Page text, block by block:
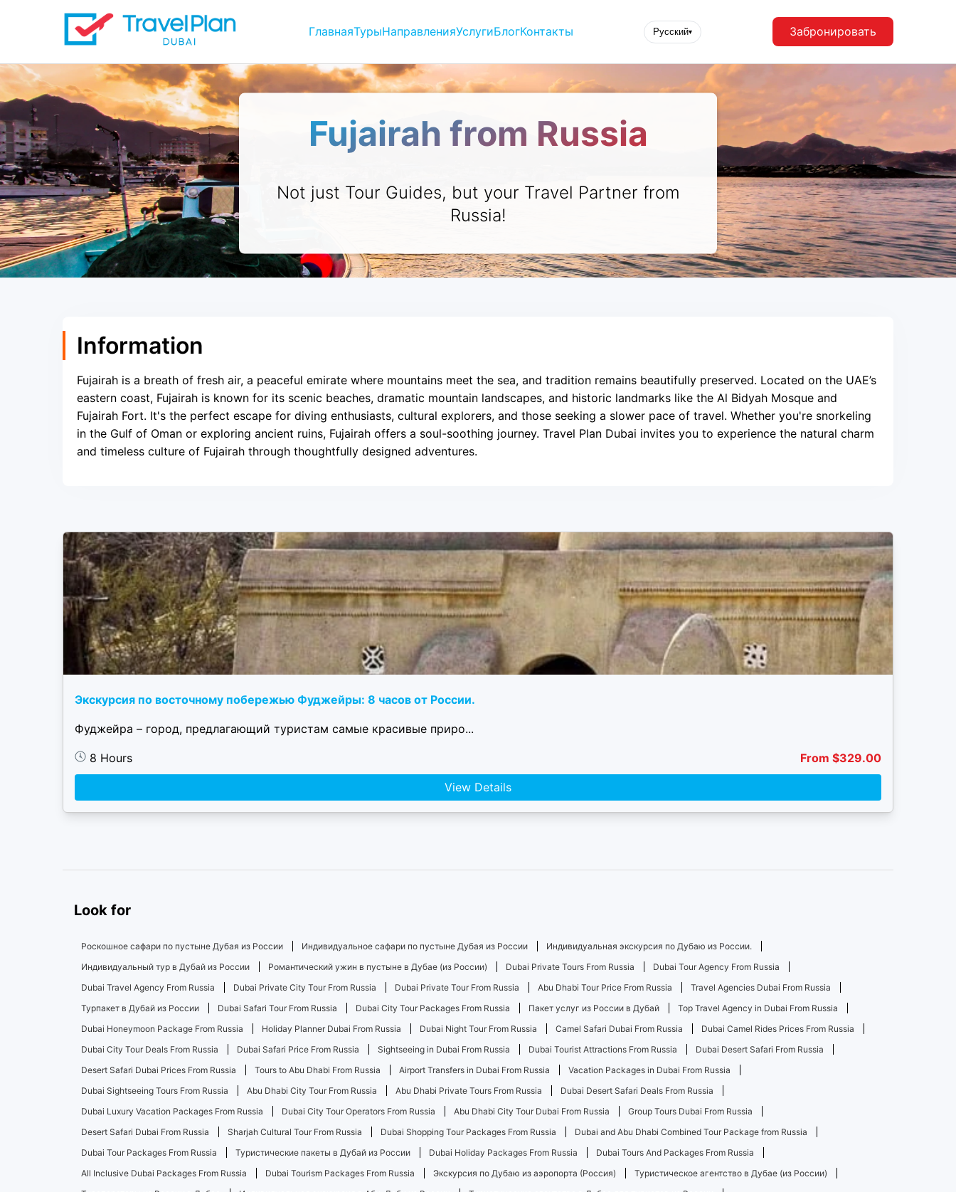
ГлавнаяТурыНаправленияУслугиБлогКонтакты Русский▾ Забронировать
Fujairah from Russia
Not just Tour Guides, but your Travel Partner from
Russia!
Information
Fujairah is a breath of fresh air, a peaceful emirate where mountains meet the sea, and tradition remains beautifully preserved. Located on the UAE’s
eastern coast, Fujairah is known for its scenic beaches, dramatic mountain landscapes, and historic landmarks like the Al Bidyah Mosque and
Fujairah Fort. It's the perfect escape for diving enthusiasts, cultural explorers, and those seeking a slower pace of travel. Whether you're snorkeling
in the Gulf of Oman or exploring ancient ruins, Fujairah offers a soul-soothing journey. Travel Plan Dubai invites you to experience the natural charm
and timeless culture of Fujairah through thoughtfully designed adventures.
Экскурсия по восточному побережью Фуджейры: 8 часов от России.
Фуджейра – город, предлагающий туристам самые красивые приро...
8 Hours From $329.00
View Details
Look for
Роскошное сафари по пустыне Дубая из России Индивидуальное сафари по пустыне Дубая из России
Индивидуальная экскурсия по Дубаю из России.
Индивидуальный тур в Дубай из России
Романтический ужин в пустыне в Дубае (из России) Dubai Private Tours From Russia
Dubai Tour Agency From Russia
Dubai Travel Agency From Russia
Dubai Private City Tour From Russia Dubai Private Tour From Russia Abu Dhabi Tour Price From Russia
Travel Agencies Dubai From Russia
Турпакет в Дубай из России
Dubai Safari Tour From Russia Dubai City Tour Packages From Russia Пакет услуг из России в Дубай
Top Travel Agency in Dubai From Russia
Dubai Honeymoon Package From Russia
Holiday Planner Dubai From Russia Dubai Night Tour From Russia Camel Safari Dubai From Russia
Dubai Camel Rides Prices From Russia
Dubai City Tour Deals From Russia
Dubai Safari Price From Russia Sightseeing in Dubai From Russia Dubai Tourist Attractions From Russia
Dubai Desert Safari From Russia
Desert Safari Dubai Prices From Russia
Tours to Abu Dhabi From Russia Airport Transfers in Dubai From Russia
Vacation Packages in Dubai From Russia
Dubai Sightseeing Tours From Russia
Abu Dhabi City Tour From Russia Abu Dhabi Private Tours From Russia
Dubai Desert Safari Deals From Russia
Dubai Luxury Vacation Packages From Russia
Dubai City Tour Operators From Russia Abu Dhabi City Tour Dubai From Russia
Group Tours Dubai From Russia
Desert Safari Dubai From Russia
Sharjah Cultural Tour From Russia Dubai Shopping Tour Packages From Russia
Dubai and Abu Dhabi Combined Tour Package from Russia
Dubai Tour Packages From Russia
Туристические пакеты в Дубай из России Dubai Holiday Packages From Russia
Dubai Tours And Packages From Russia
All Inclusive Dubai Packages From Russia
Dubai Tourism Packages From Russia Экскурсия по Дубаю из аэропорта (Россия)
Туристическое агентство в Дубае (из России)